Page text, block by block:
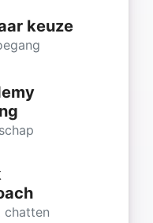
keuze
chatten